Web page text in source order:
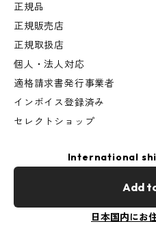
正規品
正規販売店
正規取扱店
個人・法人対応
適格請求書発行事業者
インボイス登録済み
セレクトショップ
International
Add
日本国内にお